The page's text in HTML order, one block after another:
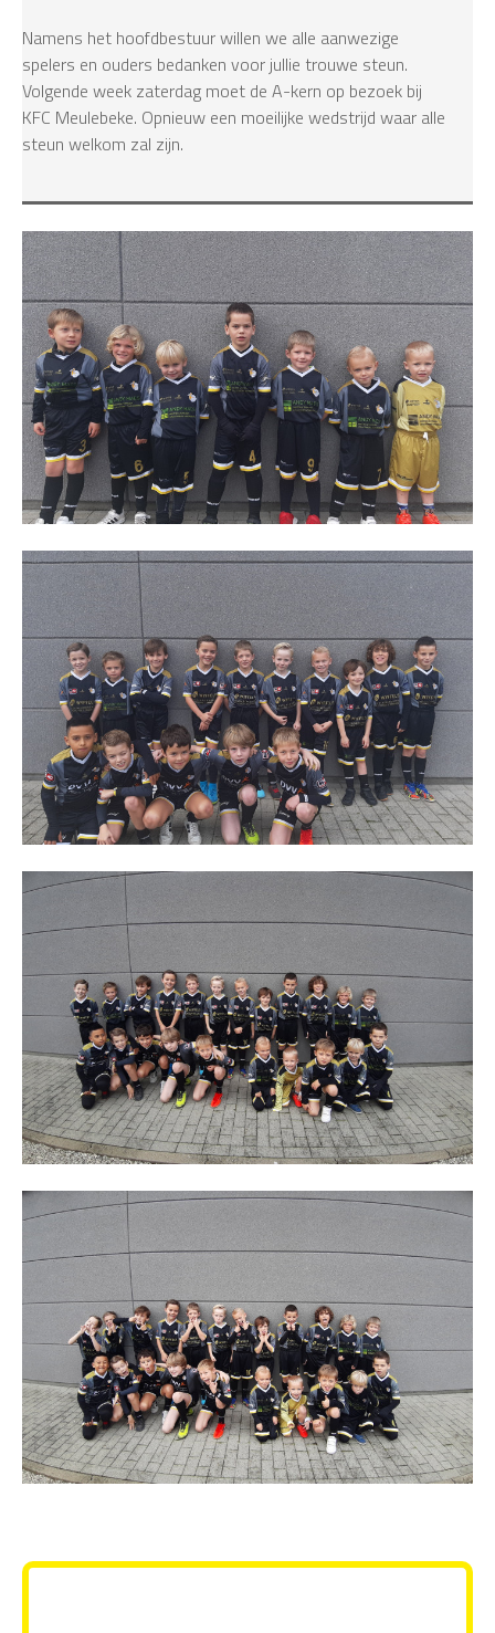
Namens het hoofdbestuur willen we alle aanwezige
spelers en ouders bedanken voor jullie trouwe steun.
Volgende week zaterdag moet de A-kern op bezoek bij
KFC Meulebeke. Opnieuw een moeilijke wedstrijd waar alle
steun welkom zal zijn.